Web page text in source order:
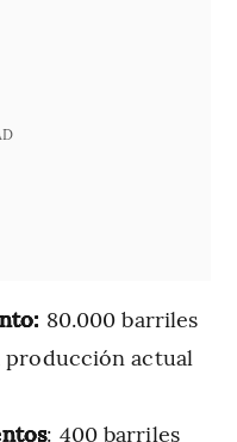
80.000 barriles
producción actual
: 400 barriles